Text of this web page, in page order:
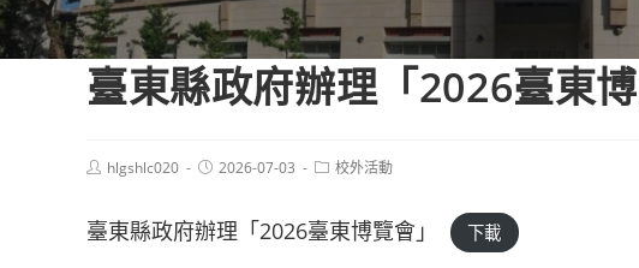
臺東縣政府辦理「2026臺東博
Posthlgshlc020
Post2026-07-03
Post校外活動
臺東縣政府辦理「2026臺東博覽會」 下載